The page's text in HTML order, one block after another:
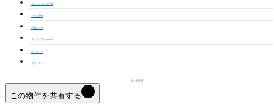
サンシャインイワタ
バル三番館
平和ハウス
メゾンプリシェール
イグナスⅡ
イグナスⅠ
もっと見る
この物件を共有する